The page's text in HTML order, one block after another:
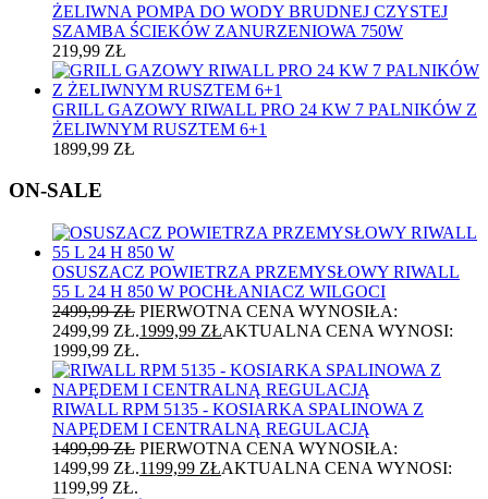
ŻELIWNA POMPA DO WODY BRUDNEJ CZYSTEJ
SZAMBA ŚCIEKÓW ZANURZENIOWA 750W
219,99 ZŁ
GRILL GAZOWY RIWALL PRO 24 KW 7 PALNIKÓW Z
ŻELIWNYM RUSZTEM 6+1
1899,99 ZŁ
ON-SALE
OSUSZACZ POWIETRZA PRZEMYSŁOWY RIWALL
55 L 24 H 850 W POCHŁANIACZ WILGOCI
2499,99ZŁ PIERWOTNA CENA WYNOSIŁA:
2499,99 ZŁ.1999,99 ZŁAKTUALNA CENA WYNOSI:
1999,99 ZŁ.
RIWALL RPM 5135 - KOSIARKA SPALINOWA Z
NAPĘDEM I CENTRALNĄ REGULACJĄ
1499,99ZŁ PIERWOTNA CENA WYNOSIŁA:
1499,99 ZŁ.1199,99 ZŁAKTUALNA CENA WYNOSI:
1199,99 ZŁ.